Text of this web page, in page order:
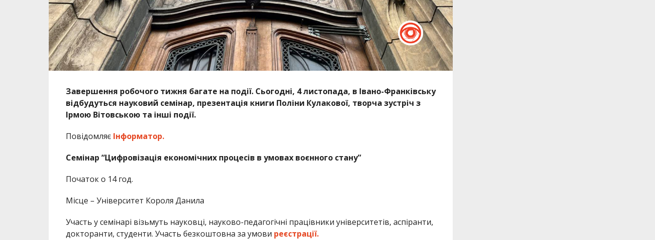
Завершення робочого тижня багате на події. Сьогодні, 4 листопада, в Івано-Франківську
відбудуться науковий семінар, презентація книги Поліни Кулакової, творча зустріч з
Ірмою Вітовською та інші події.
ПовідомляєІнформатор.
Семінар “Цифровізація економічних процесів в умовах воєнного стану”
Початок о 14 год.
Місце – Університет Короля Данила
Участь у семінарі візьмуть науковці, науково-педагогічні працівники університетів, аспіранти,
докторанти, студенти. Участь безкоштовна за умови реєстрації.